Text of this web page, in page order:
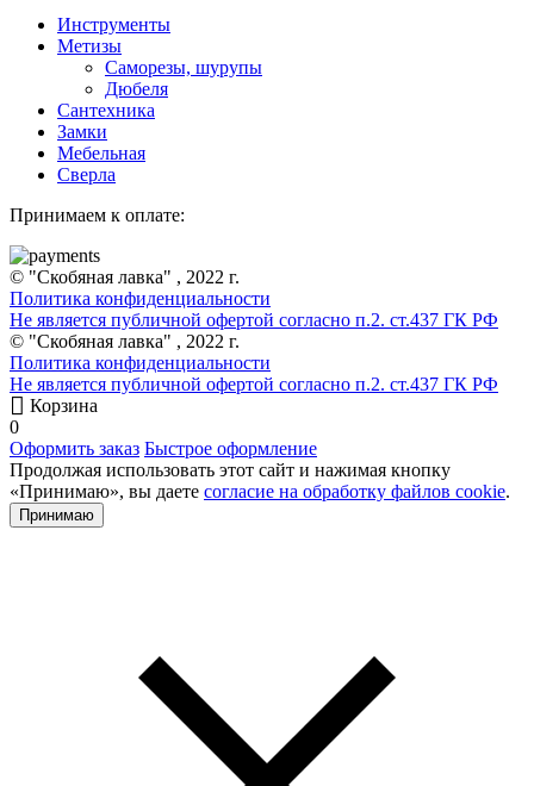
Инструменты
Метизы
Саморезы, шурупы
Дюбеля
Сантехника
Замки
Мебельная
Сверла
Принимаем к оплате:
© "Скобяная лавка" , 2022 г.
Политика конфиденциальности
Не является публичной офертой согласно п.2. ст.437 ГК РФ
© "Скобяная лавка" , 2022 г.
Политика конфиденциальности
Не является публичной офертой согласно п.2. ст.437 ГК РФ
Корзина
0
Оформить заказ Быстрое оформление
Продолжая использовать этот сайт и нажимая кнопку
«Принимаю», вы даете согласие на обработку файлов cookie.
Принимаю